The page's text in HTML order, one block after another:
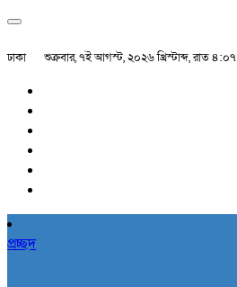
ঢাকা শুক্রবার, ৭ই আগস্ট, ২০২৬ খ্রিস্টাব্দ, রাত ৪:০৭
প্রচ্ছদ